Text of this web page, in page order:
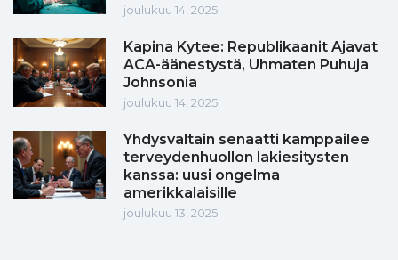
joulukuu 14, 2025
Kapina Kytee: Republikaanit Ajavat
ACA-äänestystä, Uhmaten Puhuja
Johnsonia
joulukuu 14, 2025
Yhdysvaltain senaatti kamppailee
terveydenhuollon lakiesitysten
kanssa: uusi ongelma
amerikkalaisille
joulukuu 13, 2025